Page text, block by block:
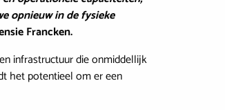
opnieuw in de fysieke
Francken.
infrastructuur die onmiddellijk
het potentieel om er een